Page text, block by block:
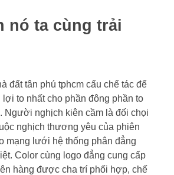
nó ta cùng trải
đất tân phú tphcm cấu chế tác để
to nhất cho phần đông phần to
Người nghịch kiên cầm là đối chọi
nghịch thương yêu của phiên
mạng lưới hệ thống phân đẳng
Color cùng logo đẳng cung cấp
hàng được cha trí phối hợp, chế